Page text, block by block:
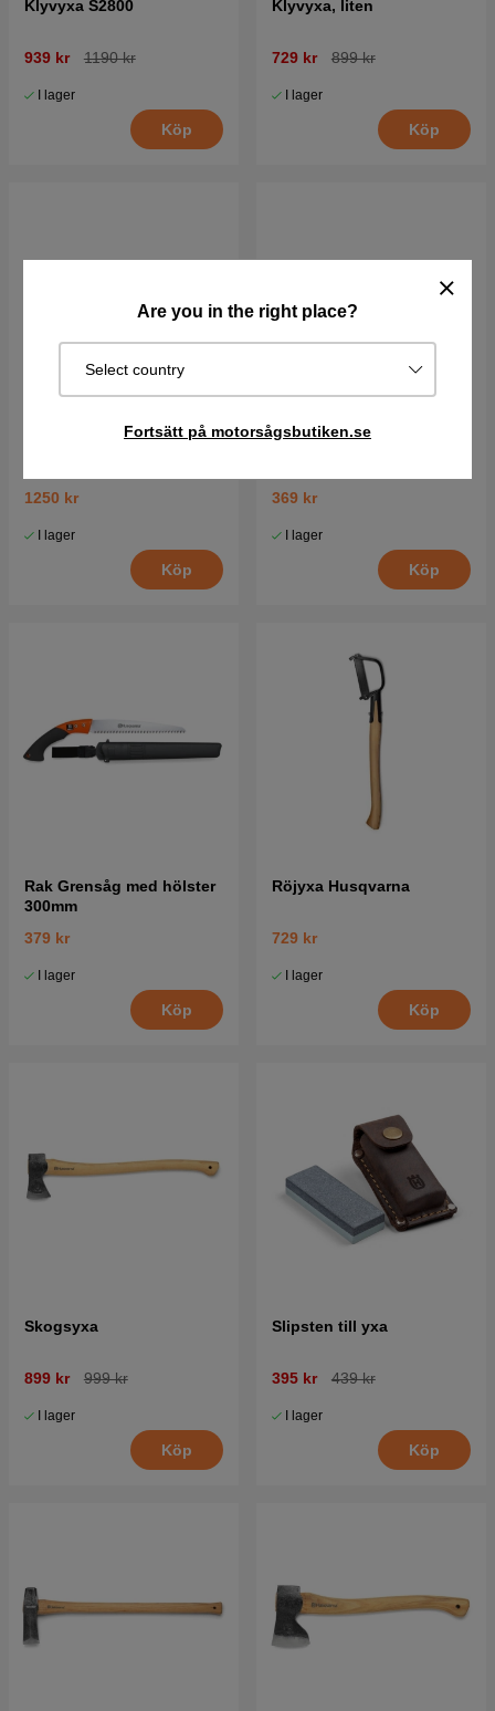
Are you in the right place?
Select country
Fortsätt på motorsågsbutiken.se
Klyvyxa S2800
939 kr 1190 kr
I lager
Köp
Klyvyxa, liten
729 kr 899 kr
I lager
Köp
1250 kr
I lager
Köp
Rak Grensåg med hölster
369 kr
I lager
Köp
Rak Grensåg med hölster
300mm
379 kr
I lager
Köp
Röjyxa Husqvarna
729 kr
I lager
Köp
Skogsyxa
899 kr 999 kr
I lager
Köp
Slipsten till yxa
395 kr 439 kr
I lager
Köp